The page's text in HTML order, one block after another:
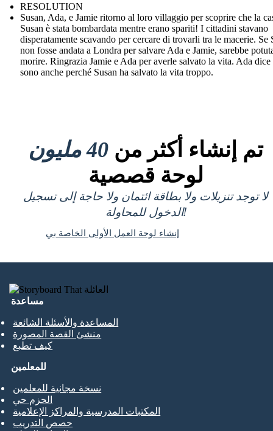
RESOLUTION
Susan, Ada, e Jamie ritorno al loro villaggio per scoprire che la
Susan è stata bombardata mentre erano spariti! I cittadini stavano
disperatamente scavando per cercare di trovarli tra le macerie. Se
non fosse andata a Londra per salvare Ada e Jamie, sarebbe
morire. Ringrazia Jamie e Ada per averle salvato la vita. Ada dice
sono anche perché Susan ha salvato la vita troppo.
تم إنشاء أكثر من 40 مليون
لوحة قصصية
لا توجد تنزيلات ولا بطاقة ائتمان ولا حاجة إلى تسجيل
الدخول للمحاولة!
إنشاء لوحة العمل الأولى الخاصة بي
مساعدة
المساعدة والأسئلة الشائعة
منشئ القصة المصورة
كيف تطبع
للمعلمين
نسخة مجانية للمعلمين
الحزم حي
المكتبات المدرسية والمراكز الإعلامية
حصص التدريب